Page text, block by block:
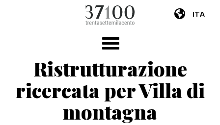
ITA
Ristrutturazione
ricercata per Villa di
montagna